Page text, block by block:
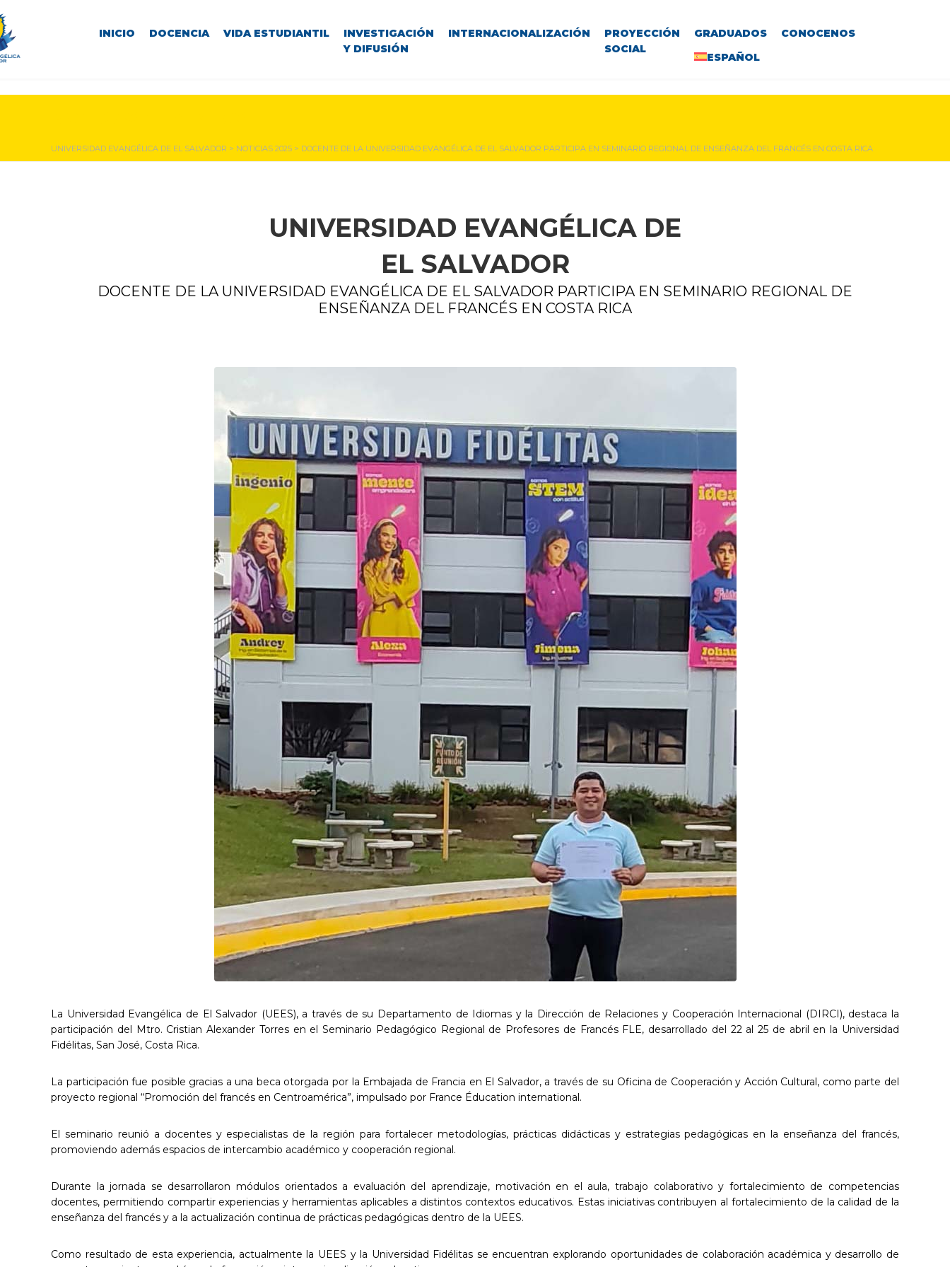
INICIO DOCENCIA VIDA ESTUDIANTIL
INVESTIGACIÓN
Y DIFUSIÓN
INTERNACIONALIZACIÓN
PROYECCIÓN
SOCIAL
GRADUADOS
CONOCENOS
ESPAÑOL
UNIVERSIDAD EVANGÉLICA DE EL SALVADOR > NOTICIAS 2025 > DOCENTE DE LA UNIVERSIDAD EVANGÉLICA DE EL SALVADOR PARTICIPA EN SEMINARIO REGIONAL DE ENSEÑANZA DEL FRANCÉS EN COSTA RICA
UNIVERSIDAD EVANGÉLICA DE
EL SALVADOR
DOCENTE DE LA UNIVERSIDAD EVANGÉLICA DE EL SALVADOR PARTICIPA EN SEMINARIO REGIONAL DE
ENSEÑANZA DEL FRANCÉS EN COSTA RICA
La Universidad Evangélica de El Salvador (UEES), a través de su Departamento de Idiomas y la Dirección de Relaciones y Cooperación Internacional (DIRCI), destaca la
participación del Mtro. Cristian Alexander Torres en el Seminario Pedagógico Regional de Profesores de Francés FLE, desarrollado del 22 al 25 de abril en la Universidad
Fidélitas, San José, Costa Rica.
La participación fue posible gracias a una beca otorgada por la Embajada de Francia en El Salvador, a través de su Oficina de Cooperación y Acción Cultural, como parte del
proyecto regional “Promoción del francés en Centroamérica”, impulsado por France Éducation international.
El seminario reunió a docentes y especialistas de la región para fortalecer metodologías, prácticas didácticas y estrategias pedagógicas en la enseñanza del francés,
promoviendo además espacios de intercambio académico y cooperación regional.
Durante la jornada se desarrollaron módulos orientados a evaluación del aprendizaje, motivación en el aula, trabajo colaborativo y fortalecimiento de competencias
docentes, permitiendo compartir experiencias y herramientas aplicables a distintos contextos educativos. Estas iniciativas contribuyen al fortalecimiento de la calidad de la
enseñanza del francés y a la actualización continua de prácticas pedagógicas dentro de la UEES.
Como resultado de esta experiencia, actualmente la UEES y la Universidad Fidélitas se encuentran explorando oportunidades de colaboración académica y desarrollo de